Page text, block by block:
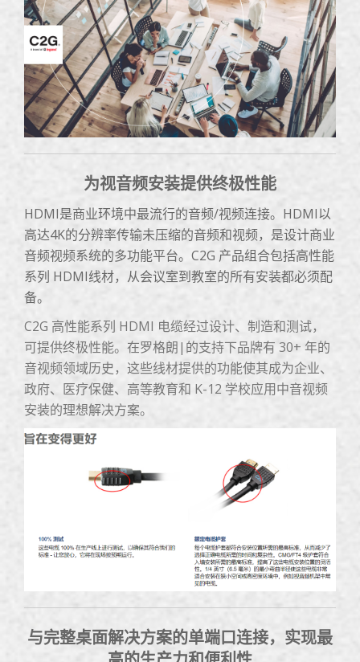
为视音频安装提供终极性能
HDMI是商业环境中最流行的音频/视频连接。HDMI以
高达4K的分辨率传输未压缩的音频和视频，是设计商业
音频视频系统的多功能平台。C2G 产品组合包括高性能
系列 HDMI线材，从会议室到教室的所有安装都必须配
备。
C2G 高性能系列 HDMI 电缆经过设计、制造和测试，
可提供终极性能。在罗格朗|的支持下品牌有 30+ 年的
音视频领域历史，这些线材提供的功能使其成为企业、
政府、医疗保健、高等教育和 K-12 学校应用中音视频
安装的理想解决方案。
与完整桌面解决方案的单端口连接，实现最